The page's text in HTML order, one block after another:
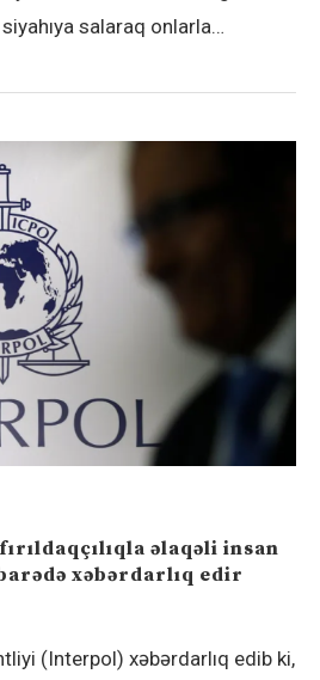
salaraq onlarla…
əlaqəli insan
xəbərdarlıq edir
(Interpol) xəbərdarlıq edib ki,